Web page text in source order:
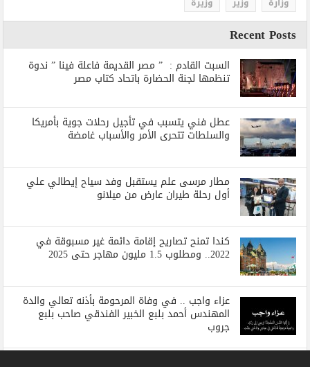
Recent Posts
السبت القادم : ” مصر القديمة فاعلة فينا ” ندوة
تنظمها لجنة الحضارة باتحاد كتاب مصر
عطل فني يتسبب في تأجيل رحلات جوية بأمريكا
والسلطات تتحرى الأمر والأسباب غامضة
مطار مرسى علم يستقبل وفد سياح إيطالي علي
أول رحلة طيران عارض من ميلانو
كندا تمنح تصاريح إقامة دائمة غير مسبوقة في
2022.. ومطلوب 1.5 مليون مهاجر حتى 2025
عزاء واجب .. في وفاة المرحومة بأذنه تعالي والدة
المهندس أحمد بلبع الخبير الفندقي صاحب بلبع
جروب